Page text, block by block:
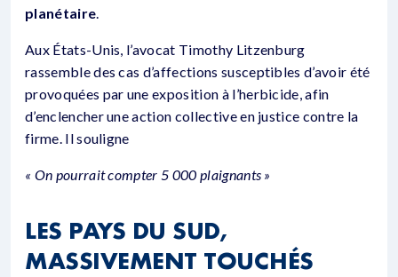
planétaire.
Aux États-Unis, l’avocat Timothy Litzenburg
rassemble des cas d’affections susceptibles d’avoir été
provoquées par une exposition à l’herbicide, afin
d’enclencher une action collective en justice contre la
firme. Il souligne
« On pourrait compter 5 000 plaignants »
LES PAYS DU SUD,
MASSIVEMENT TOUCHÉS